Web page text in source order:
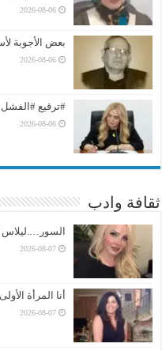
2026-08-06
بعض الأجوبة
2026-08-06
#ترقيع
2026-08-06
ثقافة وادب
السور….ليلاس
2026-08-07
أنا المرأة
2026-08-07